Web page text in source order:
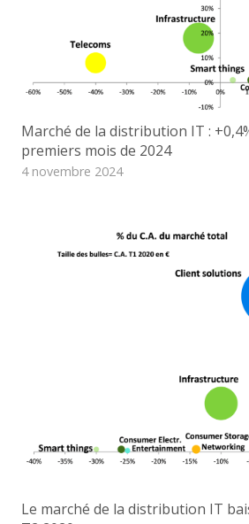
Marché de la distribution IT :
premiers mois de 2024
4 novembre 2024
Le marché de la distribution IT